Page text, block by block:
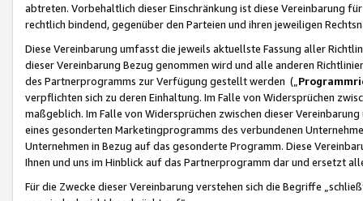
abtreten. Vorbehaltlich dieser Einschränkung ist diese Vereinbarung
rechtlich bindend, gegenüber den Parteien und ihren jeweiligen
Diese Vereinbarung umfasst die jeweils aktuellste Fassung aller
dieser Vereinbarung Bezug genommen wird und alle anderen
des Partnerprogramms zur Verfügung gestellt werden („
verpflichten sich zu deren Einhaltung. Im Falle von Widersprüchen
maßgeblich. Im Falle von Widersprüchen zwischen dieser
eines gesonderten Marketingprogramms des verbundenen
Unternehmen in Bezug auf das gesonderte Programm. Diese
Ihnen und uns im Hinblick auf das Partnerprogramm dar und ersetzt
Für die Zwecke dieser Vereinbarung verstehen sich die Begriffe